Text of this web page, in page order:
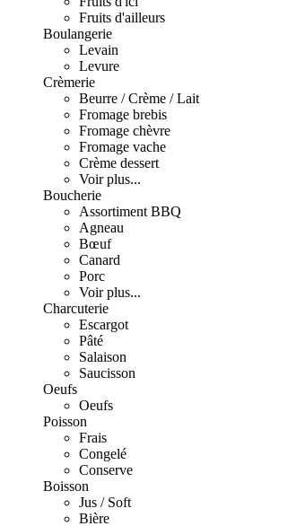
Fruits d'ailleurs
Boulangerie
Levain
Levure
Crèmerie
Beurre / Crème / Lait
Fromage brebis
Fromage chèvre
Fromage vache
Crème dessert
Voir plus...
Boucherie
Assortiment BBQ
Agneau
Bœuf
Canard
Porc
Voir plus...
Charcuterie
Escargot
Pâté
Salaison
Saucisson
Oeufs
Oeufs
Poisson
Frais
Congelé
Conserve
Boisson
Jus / Soft
Bière